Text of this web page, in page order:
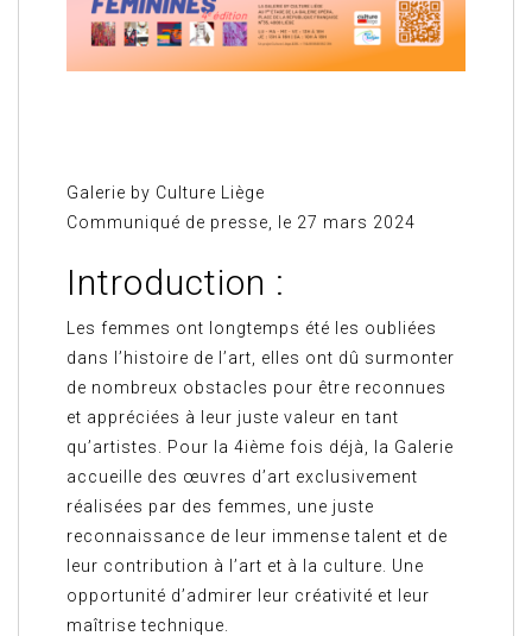
Galerie by Culture Liège
Communiqué de presse, le 27 mars 2024
Introduction :
Les femmes ont longtemps été les oubliées
dans l’histoire de l’art, elles ont dû surmonter
de nombreux obstacles pour être reconnues
et appréciées à leur juste valeur en tant
qu’artistes. Pour la 4ième fois déjà, la Galerie
accueille des œuvres d’art exclusivement
réalisées par des femmes, une juste
reconnaissance de leur immense talent et de
leur contribution à l’art et à la culture. Une
opportunité d’admirer leur créativité et leur
maîtrise technique.